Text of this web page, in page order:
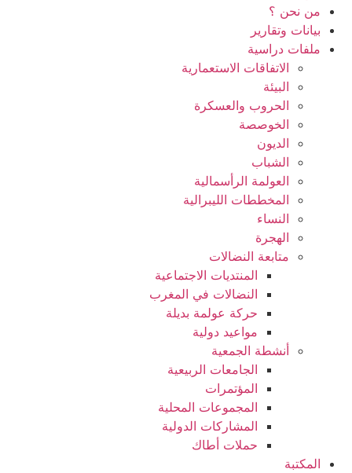
من نحن ؟
بيانات وتقارير
ملفات دراسية
الاتفاقات الاستعمارية
البيئة
الحروب والعسكرة
الخوصصة
الديون
الشباب
العولمة الرأسمالية
المخططات الليبرالية
النساء
الهجرة
متابعة النضالات
المنتديات الاجتماعية
النضالات في المغرب
حركة عولمة بديلة
مواعيد دولية
أنشطة الجمعية
الجامعات الربيعية
المؤتمرات
المجموعات المحلية
المشاركات الدولية
حملات أطاك
المكتبة